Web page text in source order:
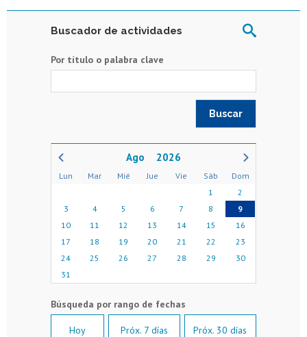
Buscador de actividades
Por título o palabra clave
2026
Lun Mar Mié Jue Vie Sáb
Dom
1
2
3
4 5 6 7 8
9
10
11 12 13 14 15
16
17
18 19 20 21 22
23
24
25 26 27 28 29
30
31
Hoy Próx. 7 días Próx. 30 días